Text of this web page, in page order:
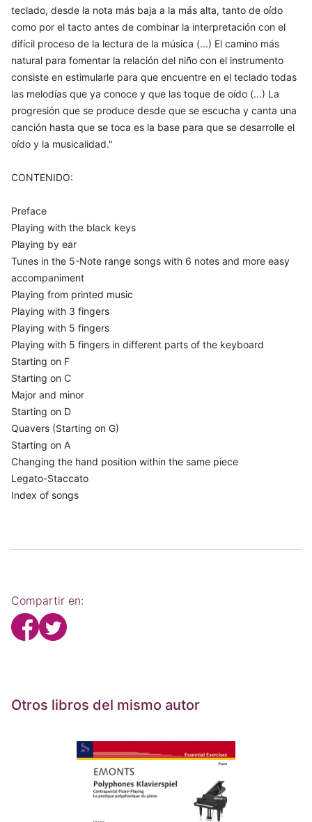
teclado, desde la nota más baja a la más alta, tanto de oído
como por el tacto antes de combinar la interpretación con el
difícil proceso de la lectura de la música (...) El camino más
natural para fomentar la relación del niño con el instrumento
consiste en estimularle para que encuentre en el teclado todas
las melodías que ya conoce y que las toque de oído (...) La
progresión que se produce desde que se escucha y canta una
canción hasta que se toca es la base para que se desarrolle el
oído y la musicalidad."
CONTENIDO:
Preface
Playing with the black keys
Playing by ear
Tunes in the 5-Note range songs with 6 notes and more easy
accompaniment
Playing from printed music
Playing with 3 fingers
Playing with 5 fingers
Playing with 5 fingers in different parts of the keyboard
Starting on F
Starting on C
Major and minor
Starting on D
Quavers (Starting on G)
Starting on A
Changing the hand position within the same piece
Legato-Staccato
Index of songs
Compartir en:
Otros libros del mismo autor